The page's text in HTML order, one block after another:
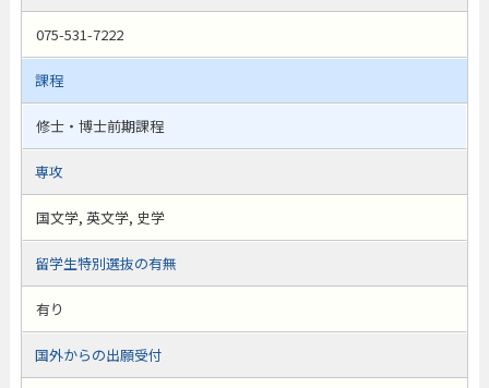
075-531-7222
課程
修士・博士前期課程
専攻
国文学, 英文学, 史学
留学生特別選抜の有無
有り
国外からの出願受付